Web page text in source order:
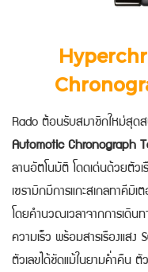
Rado ต้อนรับสมาชิกใหม่สุด
Automotic Chronograph
ลานอัตโนมัติ โดดเด่นด้วยตัวเ
เซรามิกมีการแกะสเกลทาคีมิ
โดยคำนวณเวลาจากการเดิน
ความเร็ว พร้อมสารเรืองแสง
ตัวเลขได้ชัดแม้ในยามค่ำคืน ตั